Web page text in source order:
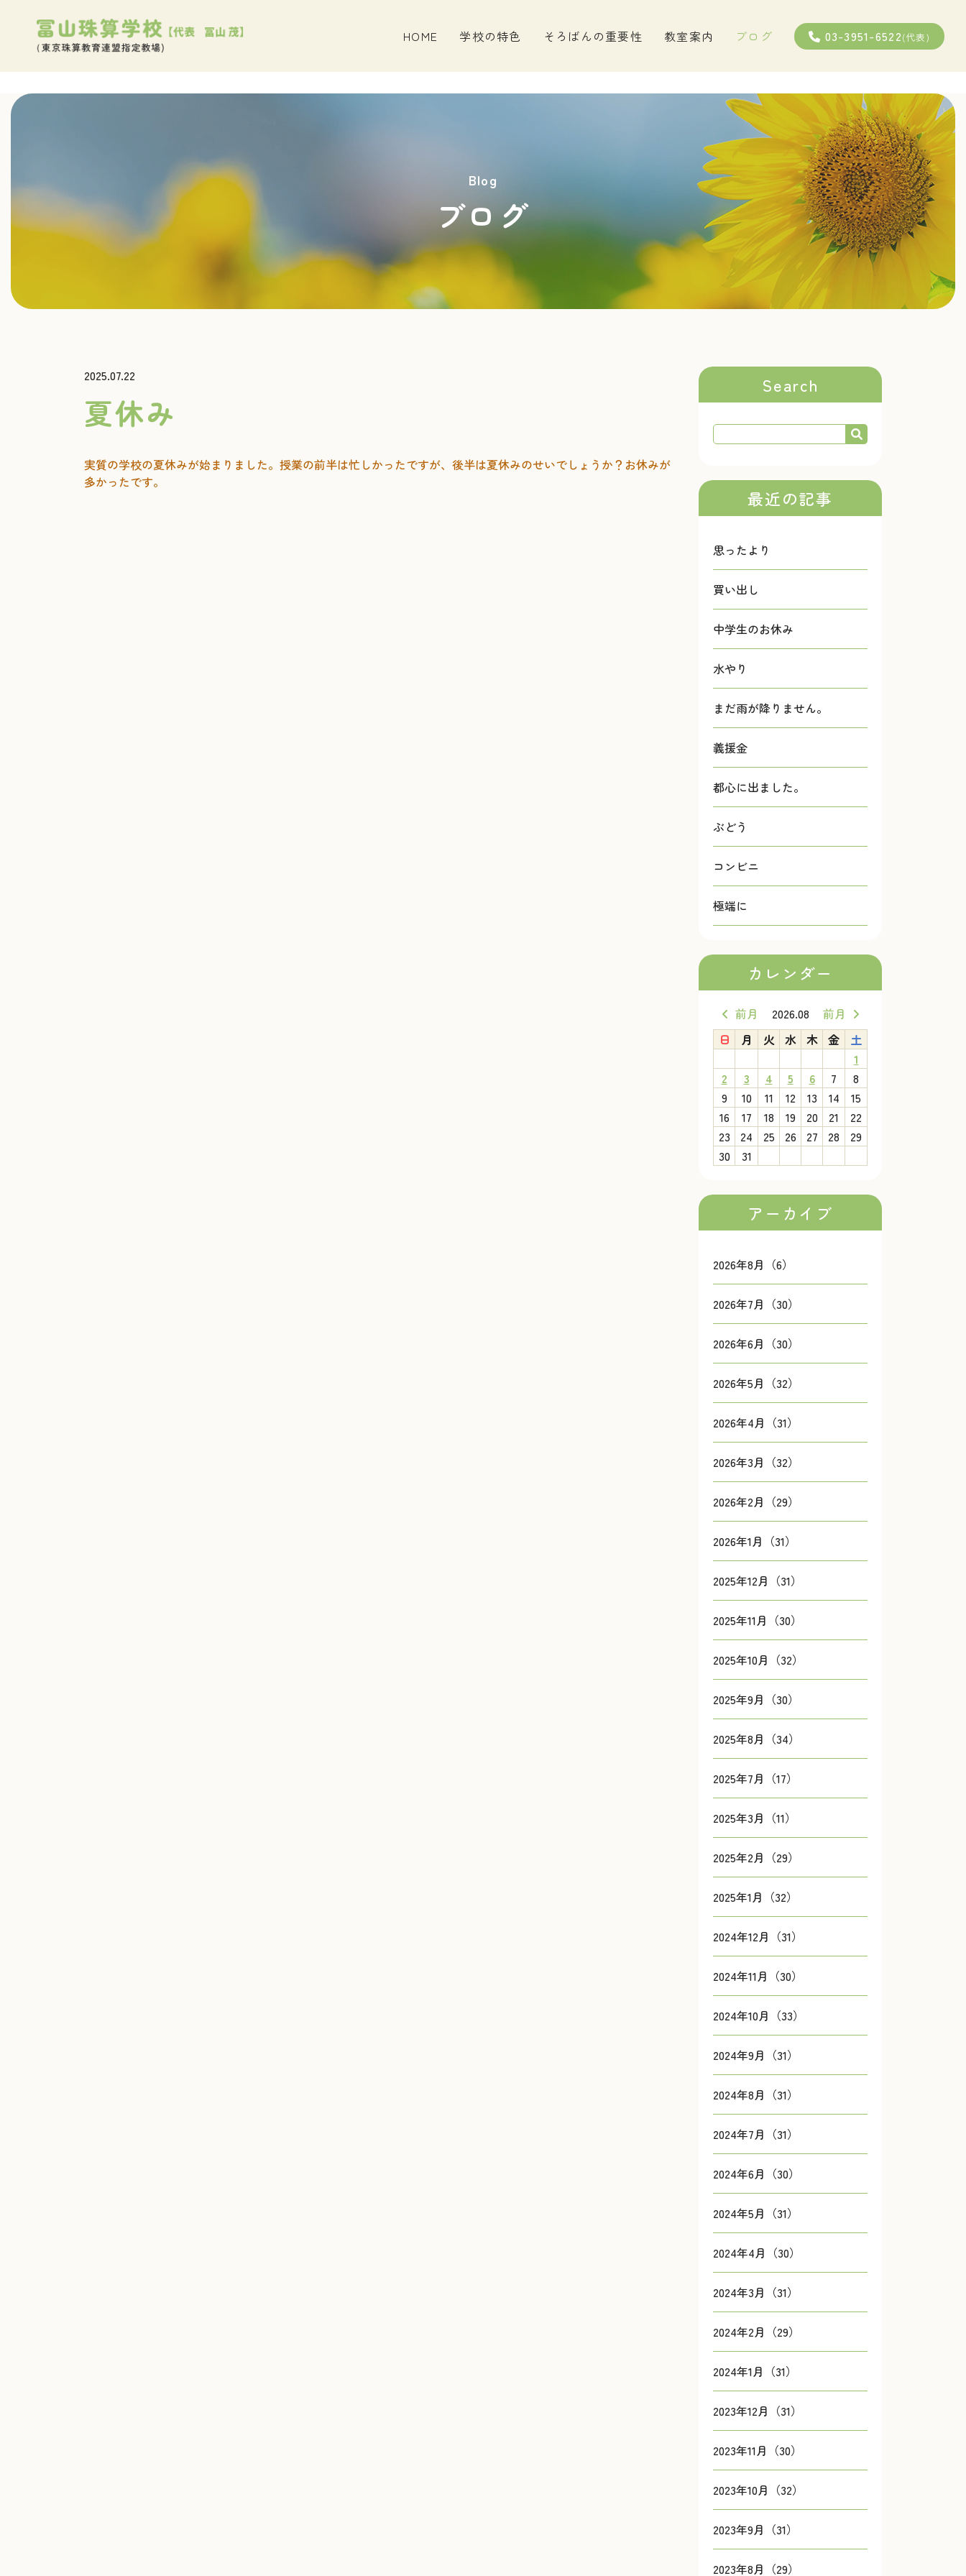
HOME 学校の特色 そろばんの重要性 教室案内 ブログ 03-3951-6522(代表)
Blog
ブログ
2025.07.22
夏休み
実質の学校の夏休みが始まりました。授業の前半は忙しかったですが、後半は夏休みのせいでしょうか？お休みが
多かったです。
Search
最近の記事
思ったより
買い出し
中学生のお休み
水やり
まだ雨が降りません。
義援金
都心に出ました。
ぶどう
コンビニ
極端に
カレンダー
前月 2026.08
前月
日
月 火 水 木 金
土
1
2
3 4 5 6 7
8
9
10 11 12 13 14
15
16
17 18 19 20 21
22
23
24 25 26 27 28
29
30
31
アーカイブ
2026年8月（6）
2026年7月（30）
2026年6月（30）
2026年5月（32）
2026年4月（31）
2026年3月（32）
2026年2月（29）
2026年1月（31）
2025年12月（31）
2025年11月（30）
2025年10月（32）
2025年9月（30）
2025年8月（34）
2025年7月（17）
2025年3月（11）
2025年2月（29）
2025年1月（32）
2024年12月（31）
2024年11月（30）
2024年10月（33）
2024年9月（31）
2024年8月（31）
2024年7月（31）
2024年6月（30）
2024年5月（31）
2024年4月（30）
2024年3月（31）
2024年2月（29）
2024年1月（31）
2023年12月（31）
2023年11月（30）
2023年10月（32）
2023年9月（31）
2023年8月（29）